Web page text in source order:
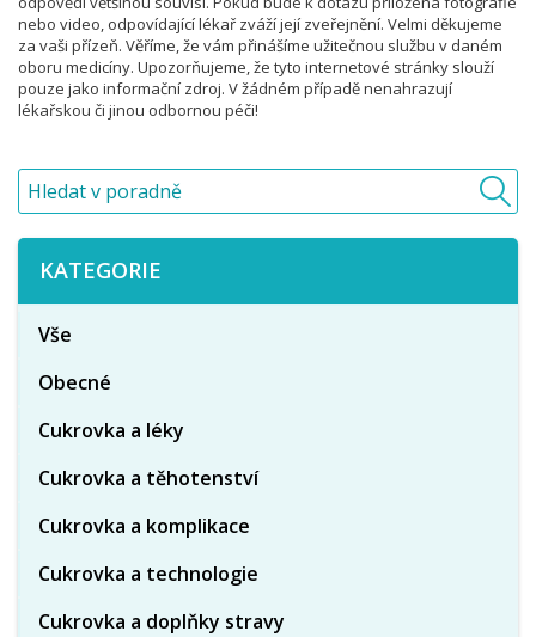
nebo video, odpovídající lékař zváží její zveřejnění. Velmi děkujeme
za vaši přízeň. Věříme, že vám přinášíme užitečnou službu v daném
oboru medicíny. Upozorňujeme, že tyto internetové stránky slouží
pouze jako informační zdroj. V žádném případě nenahrazují
lékařskou či jinou odbornou péči!
KATEGORIE
Vše
Obecné
Cukrovka a léky
Cukrovka a těhotenství
Cukrovka a komplikace
Cukrovka a technologie
Cukrovka a doplňky stravy